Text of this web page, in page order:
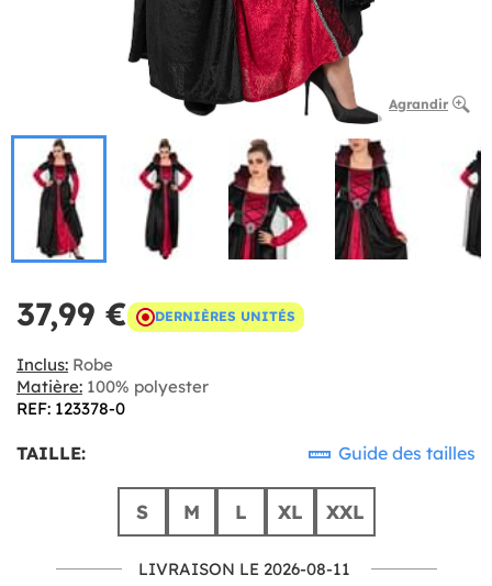
Agrandir
37,99 € DERNIÈRES UNITÉS
Inclus: Robe
Matière: 100% polyester
REF: 123378-0
TAILLE: Guide des tailles
S M L XL XXL
LIVRAISON LE 2026-08-11